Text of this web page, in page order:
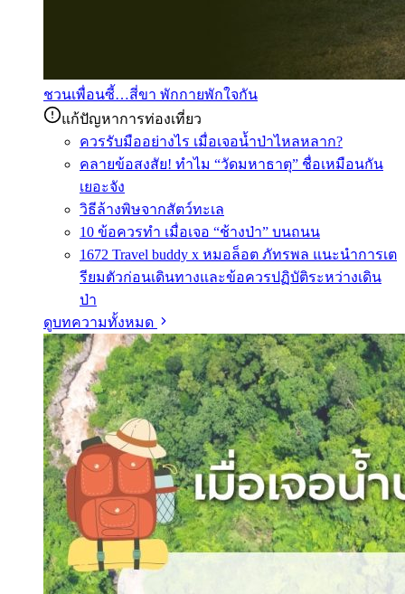
ชวนเพื่อนซี้…สี่ขา พักกายพักใจกัน
แก้ปัญหาการท่องเที่ยว
ควรรับมืออย่างไร เมื่อเจอน้ำป่าไหลหลาก?
คลายข้อสงสัย! ทำไม “วัดมหาธาตุ” ชื่อเหมือนกัน
เยอะจัง
วิธีล้างพิษจากสัตว์ทะเล
10 ข้อควรทำ เมื่อเจอ “ช้างป่า” บนถนน
1672 Travel buddy x หมอล็อต ภัทรพล แนะนำการเต
รียมตัวก่อนเดินทางและข้อควรปฏิบัติระหว่างเดิน
ป่า
ดูบทความทั้งหมด